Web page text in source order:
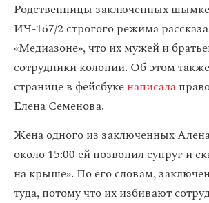
Родственницы заключенных
ИЧ-167/2 строгого режима
«Медиазоне», что их мужей и
сотрудники колонии. Об этом
странице в фейсбукенаписала
Елена Семенова.
Жена одного из заключенных Алена
около 15:00 ей позвонил супруг и
на крыше». По его словам,
туда, потому что их избивают